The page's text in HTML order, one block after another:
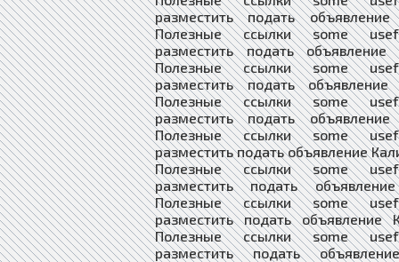
разместить подать объявление
Полезные ссылки some
разместить подать объявление
Полезные ссылки some
разместить подать объявление
Полезные ссылки some
разместить подать объявление
Полезные ссылки some
разместить подать объявление
Полезные ссылки some
разместить подать
Полезные ссылки some
разместить подать объявление
Полезные ссылки some
разместить подать